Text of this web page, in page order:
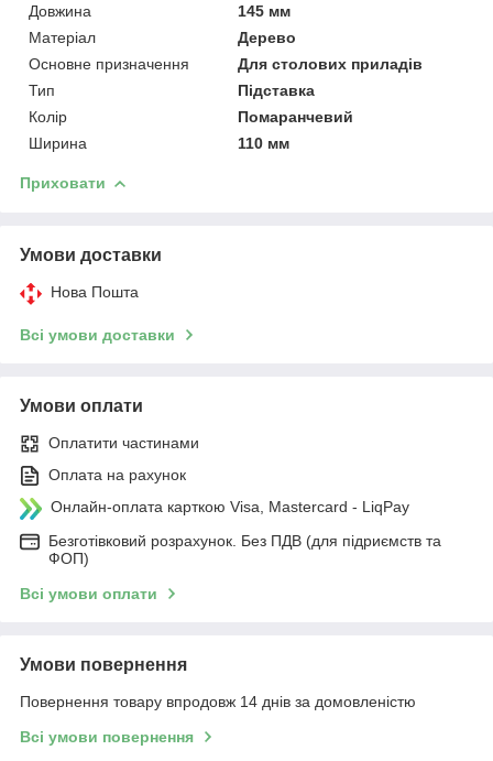
Довжина
145 мм
Матеріал
Дерево
Основне призначення
Для столових приладів
Тип
Підставка
Колір
Помаранчевий
Ширина
110 мм
Приховати
Умови доставки
Нова Пошта
Всі умови доставки
Умови оплати
Оплатити частинами
Оплата на рахунок
Онлайн-оплата карткою Visa, Mastercard - LiqPay
Безготівковий розрахунок. Без ПДВ (для підриємств та
ФОП)
Всі умови оплати
Умови повернення
Повернення товару впродовж 14 днів за домовленістю
Всі умови повернення